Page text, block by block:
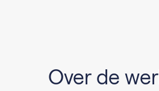
Over de